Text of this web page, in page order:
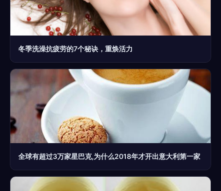
冬季洗澡抗疲劳的7个秘诀，重焕活力
全球有超过3万家星巴克,为什么2018年才开出意大利第一家